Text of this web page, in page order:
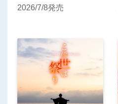
2026/7/8発売